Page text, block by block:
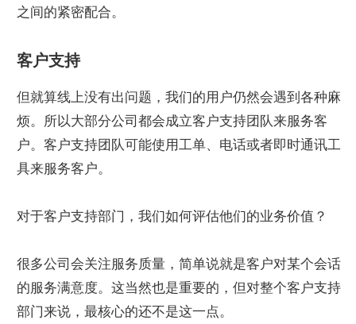
之间的紧密配合。
客户支持
但就算线上没有出问题，我们的用户仍然会遇到各种麻
烦。所以大部分公司都会成立客户支持团队来服务客
户。客户支持团队可能使用工单、电话或者即时通讯工
具来服务客户。
对于客户支持部门，我们如何评估他们的业务价值？
很多公司会关注服务质量，简单说就是客户对某个会话
的服务满意度。这当然也是重要的，但对整个客户支持
部门来说，最核心的还不是这一点。